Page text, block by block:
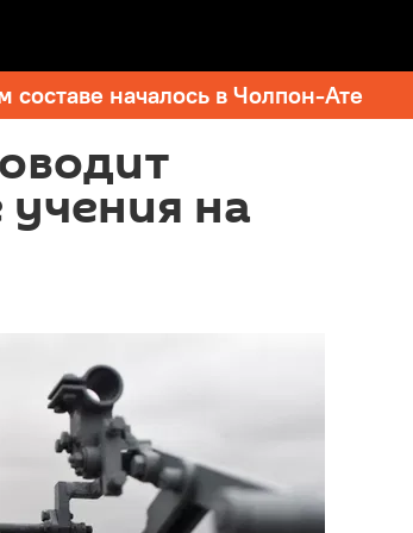
началось в Чолпон-Ате
на